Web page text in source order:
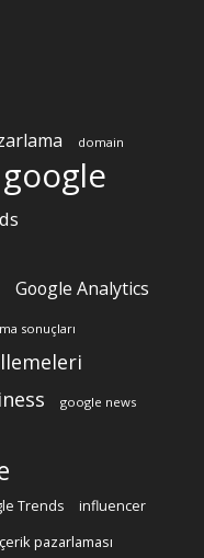
domain
google
Google Analytics
sonuçları
google news
Trends influencer
pazarlaması